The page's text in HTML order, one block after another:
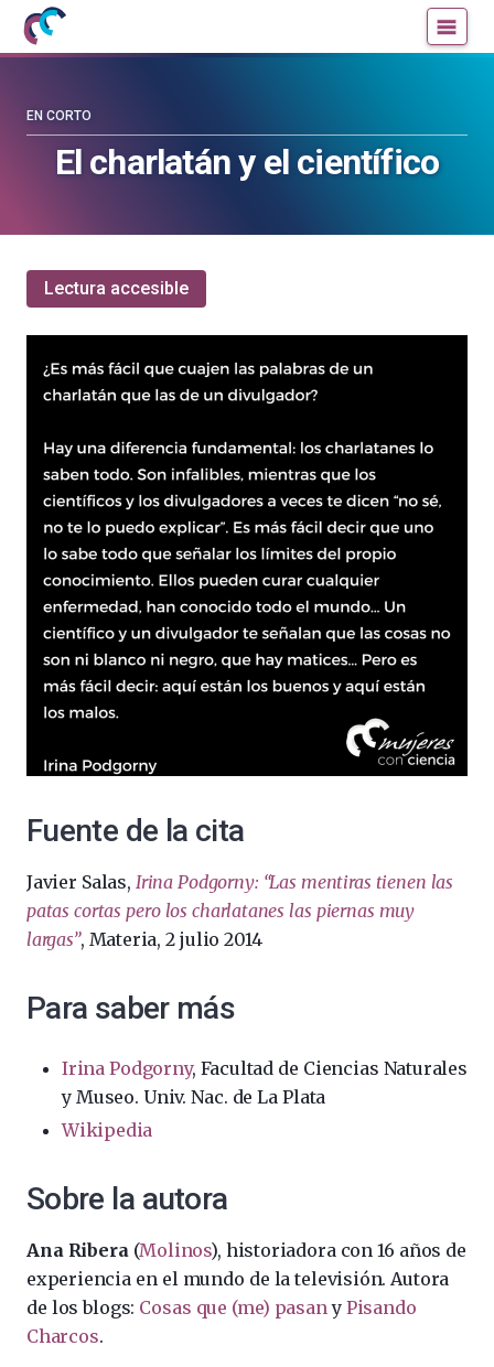
Mujeres
con
UPV/EHU
blog
UPV/EHU
El charlatán y el científico
EN CORTO
Lectura accesible
Fuente de la cita
Javier Salas, Irina Podgorny: “Las mentiras tienen las
patas cortas pero los charlatanes las piernas muy
largas”, Materia, 2 julio 2014
Para saber más
Irina Podgorny, Facultad de Ciencias Naturales
y Museo. Univ. Nac. de La Plata
Wikipedia
Sobre la autora
Ana Ribera(Molinos), historiadora con 16 años de
experiencia en el mundo de la televisión. Autora
de los blogs: Cosas que (me) pasany Pisando
Charcos.